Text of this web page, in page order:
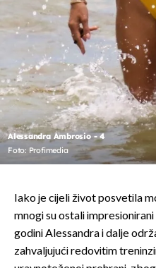
Alessandra Ambrosio - 4
Foto: Profimedia
Iako je cijeli život posvetila
mnogi su ostali
godini Alessandra i dalje
zahvaljujući redovitim